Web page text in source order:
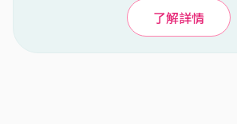
了解詳情